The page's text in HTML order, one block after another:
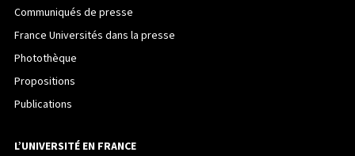
Communiqués de presse
France Universités dans la presse
Photothèque
Propositions
Publications
L’UNIVERSITÉ EN FRANCE